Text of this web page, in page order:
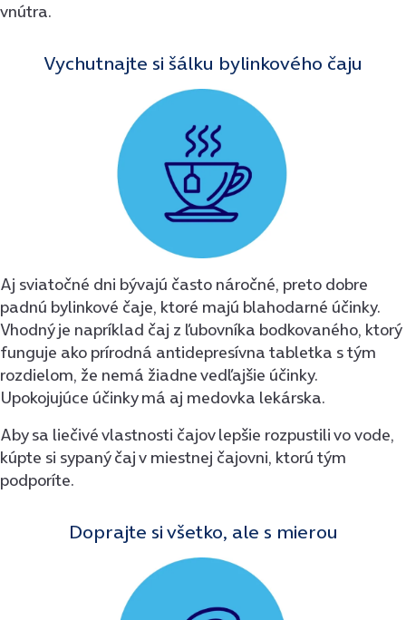
vnútra.
Vychutnajte si šálku bylinkového čaju
Aj sviatočné dni bývajú často náročné, preto dobre
padnú bylinkové čaje, ktoré majú blahodarné účinky.
Vhodný je napríklad čaj z ľubovníka bodkovaného, ktorý
funguje ako prírodná antidepresívna tabletka s tým
rozdielom, že nemá žiadne vedľajšie účinky.
Upokojujúce účinky má aj medovka lekárska.
Aby sa liečivé vlastnosti čajov lepšie rozpustili vo vode,
kúpte si sypaný čaj v miestnej čajovni, ktorú tým
podporíte.
Doprajte si všetko, ale s mierou